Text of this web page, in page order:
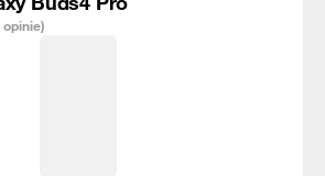
opinie)